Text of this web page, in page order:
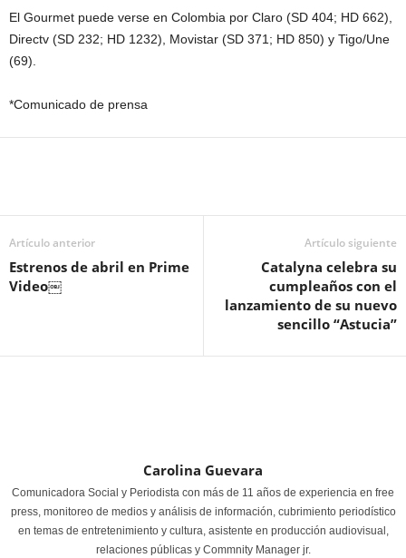
El Gourmet puede verse en Colombia por Claro (SD 404; HD 662),
Directv (SD 232; HD 1232), Movistar (SD 371; HD 850) y Tigo/Une
(69).
*Comunicado de prensa
Artículo anterior
Estrenos de abril en Prime
Video￼
Artículo siguiente
Catalyna celebra su
cumpleaños con el
lanzamiento de su nuevo
sencillo “Astucia”
Carolina Guevara
Comunicadora Social y Periodista con más de 11 años de experiencia en free
press, monitoreo de medios y análisis de información, cubrimiento periodístico
en temas de entretenimiento y cultura, asistente en producción audiovisual,
relaciones públicas y Commnity Manager jr.